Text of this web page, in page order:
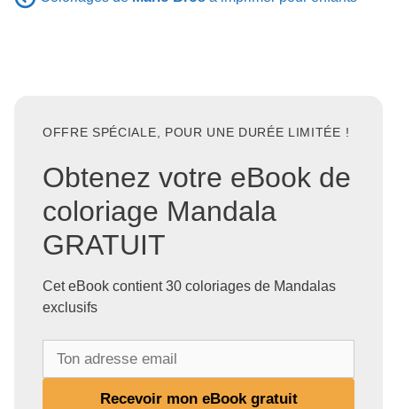
OFFRE SPÉCIALE, POUR UNE DURÉE LIMITÉE !
Obtenez votre eBook de
coloriage Mandala
GRATUIT
Cet eBook contient 30 coloriages de Mandalas
exclusifs
Recevoir mon eBook gratuit